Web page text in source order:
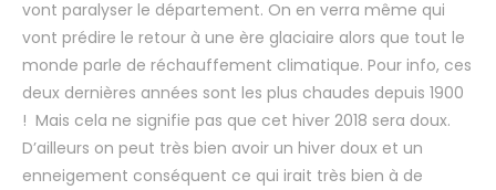
vont paralyser le département. On en verra même qui
vont prédire le retour à une ère glaciaire alors que tout le
monde parle de réchauffement climatique. Pour info, ces
deux dernières années sont les plus chaudes depuis 1900
! Mais cela ne signifie pas que cet hiver 2018 sera doux.
D’ailleurs on peut très bien avoir un hiver doux et un
enneigement conséquent ce qui irait très bien à de